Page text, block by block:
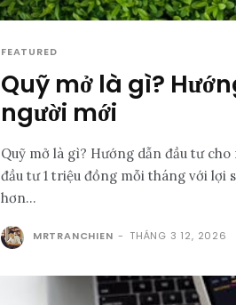
FEATURED
Quỹ mở là gì?
người mới
Quỹ mở là gì? Hướng dẫn đầu tư
đầu tư 1 triệu đồng mỗi tháng với lợi
hơn...
MRTRANCHIEN - THÁNG 3 12, 2026